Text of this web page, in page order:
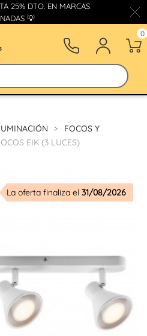
25% DTO. EN MARCAS
💡
0
FOCOS Y
EIK (3 LUCES)
La oferta finaliza el 31/08/2026